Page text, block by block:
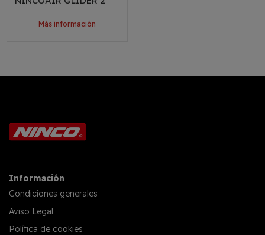
Más información
Información
Condiciones generales
Aviso Legal
Política de cookies